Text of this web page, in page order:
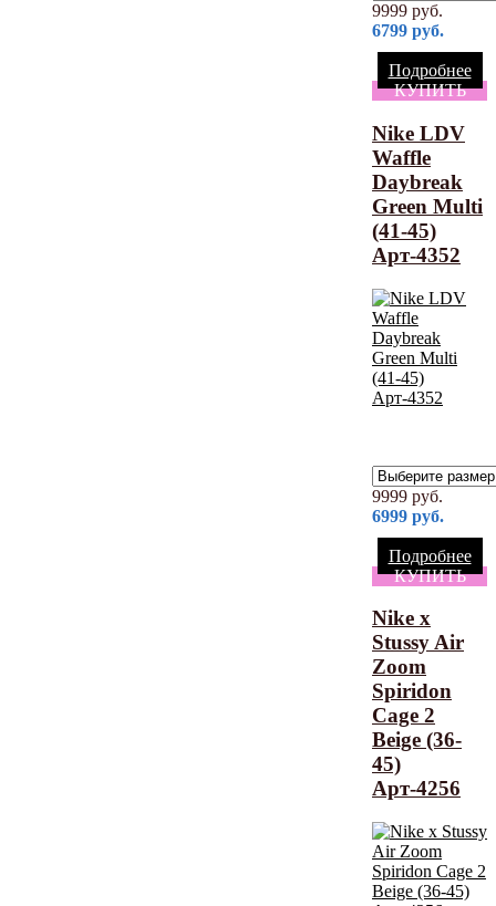
9999 руб.
6799 руб.
Подробнее
КУПИТЬ
Nike LDV
Waffle
Daybreak
Green Multi
(41-45)
Арт-4352
9999 руб.
6999 руб.
Подробнее
КУПИТЬ
Nike x
Stussy Air
Zoom
Spiridon
Cage 2
Beige (36-
45)
Арт-4256